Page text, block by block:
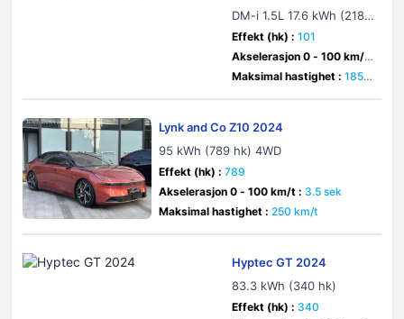
DM-i 1.5L 17.6 kWh (218
hk) Plug-in Hybrid E-CVT
Effekt (hk) : 101
Akselerasjon 0 - 100 km/t
: 8 sek
Maksimal hastighet : 185 k
Lynk and Co Z10 2024
95 kWh (789 hk) 4WD
Effekt (hk) : 789
Akselerasjon 0 - 100 km/t : 3.5 sek
Maksimal hastighet : 250 km/t
Hyptec GT 2024
83.3 kWh (340 hk)
Effekt (hk) : 340